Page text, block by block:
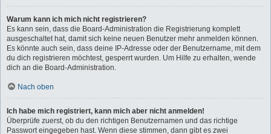
Warum kann ich mich nicht registrieren?
Es kann sein, dass die Board-Administration die Registrierung komplett
ausgeschaltet hat, damit sich keine neuen Benutzer mehr anmelden können.
Es könnte auch sein, dass deine IP-Adresse oder der Benutzername, mit dem
du dich registrieren möchtest, gesperrt wurden. Um Hilfe zu erhalten, wende
dich an die Board-Administration.
Nach oben
Ich habe mich registriert, kann mich aber nicht anmelden!
Überprüfe zuerst, ob du den richtigen Benutzernamen und das richtige
Passwort eingegeben hast. Wenn diese stimmen, dann gibt es zwei